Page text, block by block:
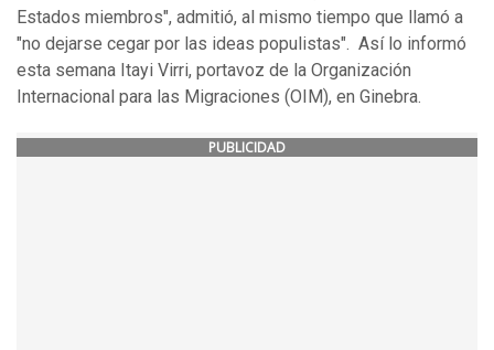
Estados miembros", admitió, al mismo tiempo que llamó a
"no dejarse cegar por las ideas populistas". Así lo informó
esta semana Itayi Virri, portavoz de la Organización
Internacional para las Migraciones (OIM), en Ginebra.
PUBLICIDAD